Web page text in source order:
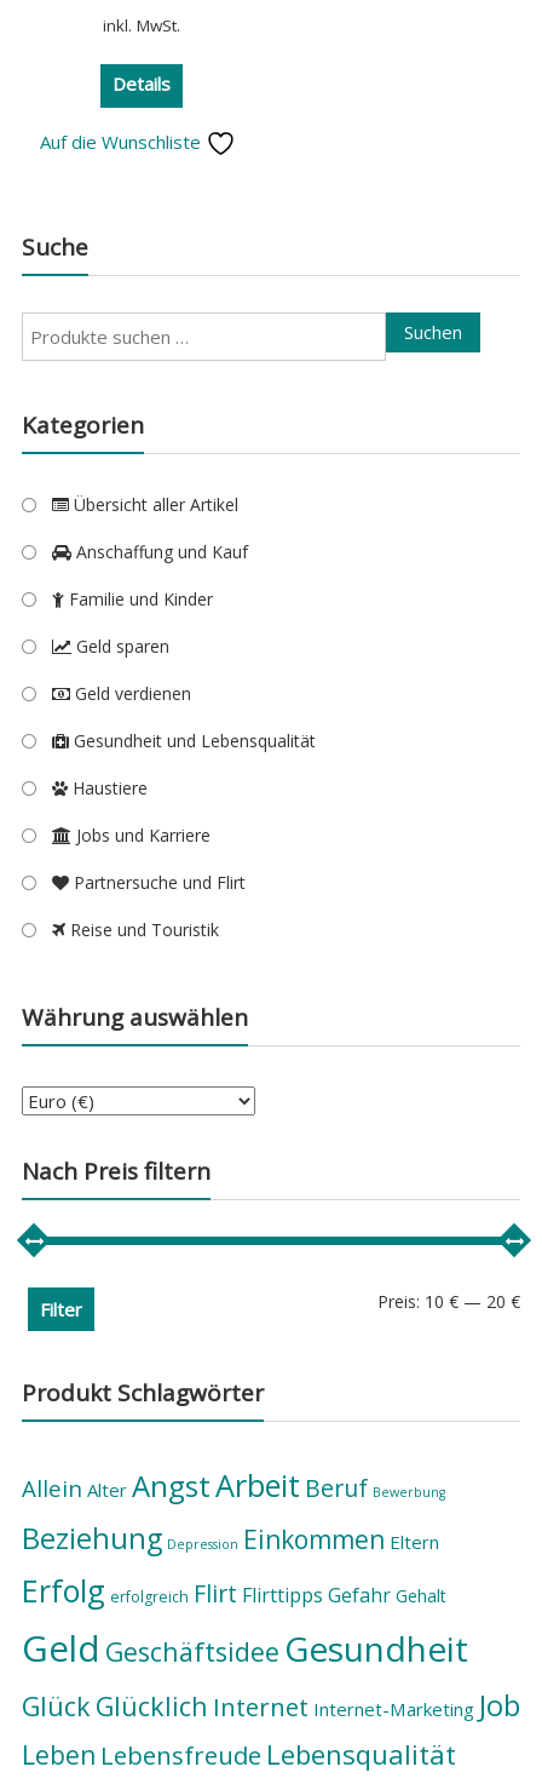
inkl. MwSt.
Details
Auf die Wunschliste
Suche
Suchen
nach:
Suchen
Kategorien
Übersicht aller Artikel
Anschaffung und Kauf
Familie und Kinder
Geld sparen
Geld verdienen
Gesundheit und Lebensqualität
Haustiere
Jobs und Karriere
Partnersuche und Flirt
Reise und Touristik
Währung auswählen
Nach Preis filtern
Filter Preis: 10 € — 20 €
Produkt Schlagwörter
Allein Alter AngstArbeit Beruf Bewerbung
Beziehung Depression Einkommen Eltern
Erfolg erfolgreich Flirt Flirttipps Gefahr Gehalt
Geld Geschäftsidee Gesundheit
Glück Glücklich Internet Internet-Marketing Job
Leben Lebensfreude Lebensqualität